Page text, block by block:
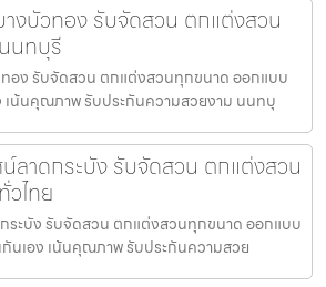
งบัวทอง รับจัดสวน ตกแต่งสวน
นทบุรี
อง รับจัดสวน ตกแต่งสวนทุกขนาด ออกแบบ
เน้นคุณภาพ รับประกันความสวยงาม นนทบุ
าดกระบัง รับจัดสวน ตกแต่งสวน
ไทย
ะบัง รับจัดสวน ตกแต่งสวนทุกขนาด ออกแบบ
นเอง เน้นคุณภาพ รับประกันความสวย